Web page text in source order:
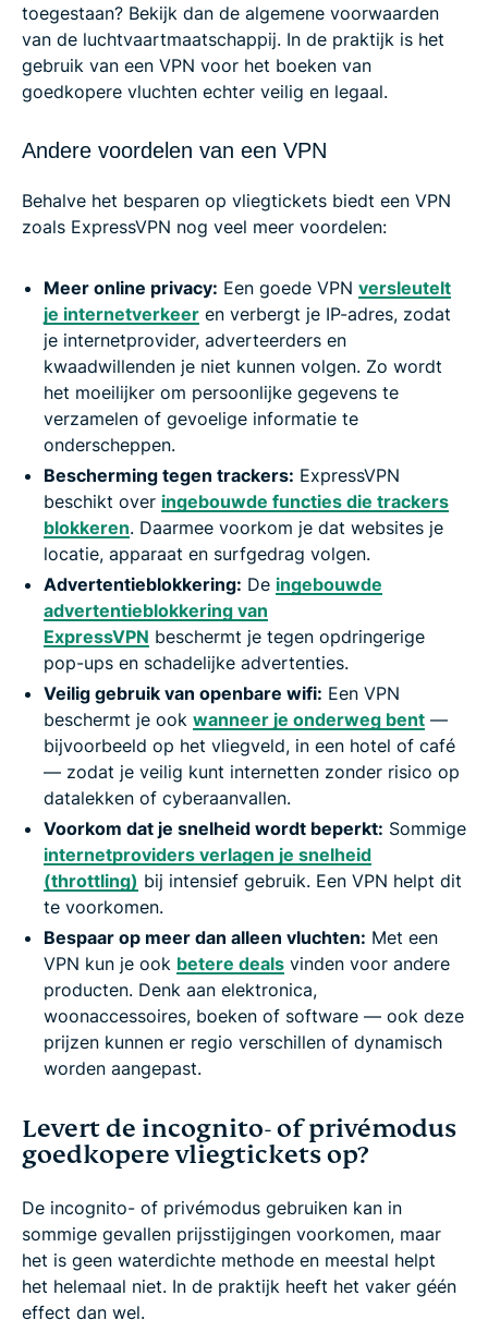
toegestaan? Bekijk dan de algemene voorwaarden
van de luchtvaartmaatschappij. In de praktijk is het
gebruik van een VPN voor het boeken van
goedkopere vluchten echter veilig en legaal.
Andere voordelen van een VPN
Behalve het besparen op vliegtickets biedt een VPN
zoals ExpressVPN nog veel meer voordelen:
Meer online privacy: Een goede VPN versleutelt
je internetverkeer en verbergt je IP-adres, zodat
je internetprovider, adverteerders en
kwaadwillenden je niet kunnen volgen. Zo wordt
het moeilijker om persoonlijke gegevens te
verzamelen of gevoelige informatie te
onderscheppen.
Bescherming tegen trackers: ExpressVPN
beschikt over ingebouwde functies die trackers
blokkeren. Daarmee voorkom je dat websites je
locatie, apparaat en surfgedrag volgen.
Advertentieblokkering: De ingebouwde
advertentieblokkering van
ExpressVPN beschermt je tegen opdringerige
pop-ups en schadelijke advertenties.
Veilig gebruik van openbare wifi: Een VPN
beschermt je ook wanneer je onderweg bent —
bijvoorbeeld op het vliegveld, in een hotel of café
— zodat je veilig kunt internetten zonder risico op
datalekken of cyberaanvallen.
Voorkom dat je snelheid wordt beperkt: Sommige
internetproviders verlagen je snelheid
(throttling) bij intensief gebruik. Een VPN helpt dit
te voorkomen.
Bespaar op meer dan alleen vluchten: Met een
VPN kun je ook betere deals vinden voor andere
producten. Denk aan elektronica,
woonaccessoires, boeken of software — ook deze
prijzen kunnen er regio verschillen of dynamisch
worden aangepast.
Levert de incognito- of privémodus
goedkopere vliegtickets op?
De incognito- of privémodus gebruiken kan in
sommige gevallen prijsstijgingen voorkomen, maar
het is geen waterdichte methode en meestal helpt
het helemaal niet. In de praktijk heeft het vaker géén
effect dan wel.